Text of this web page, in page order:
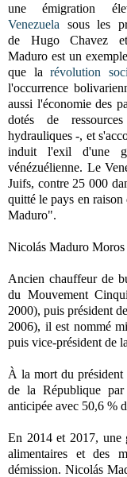
une émigration
Venezuela sous les
de Hugo Chavez
Maduroest un
que larévolution
l'occurrence
aussi l'économie des
dotés de
hydrauliques -, et
induit l'exil d'une
vénézuélienne. Le
Juifs, contre 25 000
quitté le pays en
Maduro".
Nicolás Maduro Moros
Ancien chauffeur de
du Mouvement
2000), puis président
2006), il est nommé
puis vice-président de
À la mort du
de la République
anticipée avec 50,6 %
En 2014 et 2017, une
alimentaires et des
démission. Nicolás